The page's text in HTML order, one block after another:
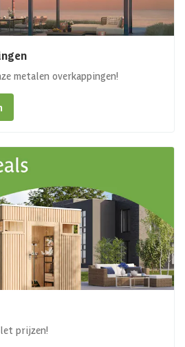
metalen overkappingen!
prijzen!